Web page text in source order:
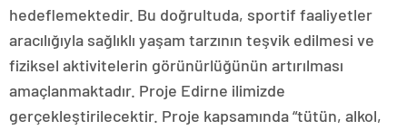
hedeflemektedir. Bu doğrultuda, sportif faaliyetler
aracılığıyla sağlıklı yaşam tarzının teşvik edilmesi ve
fiziksel aktivitelerin görünürlüğünün artırılması
amaçlanmaktadır. Proje Edirne ilimizde
gerçekleştirilecektir. Proje kapsamında “tütün, alkol,